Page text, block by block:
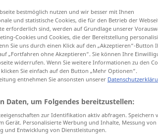
bestmöglich nutzen und wir besser mit Ihnen
und statistische Cookies, die für den Betrieb der
erforderlich sind, werden auf Grundlage unserer
Cookies und Cookies, die der Bereitstellung
Sie uns durch einen Klick auf den „Akzeptieren“-Button
„Fortfahren ohne Akzeptieren“. Sie können Ihre
widerrufen. Wenn Sie weitere Informationen zu den
Sie einfach auf den Button „Mehr Optionen“.
entnehmen Sie ansonsten unserer
Daten, um Folgendes bereitzustellen:
zur Identifikation aktiv abfragen. Speichern
Personalisierte Werbung und Inhalte, Messung von
und Entwicklung von Dienstleistungen.